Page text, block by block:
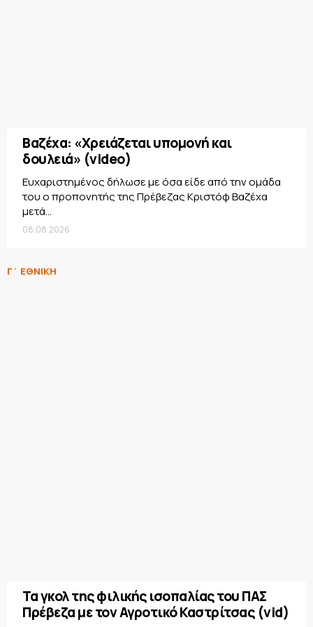
Βαζέχα: «Χρειάζεται υπομονή και
δουλειά» (video)
Ευχαριστημένος δήλωσε με όσα είδε από την ομάδα
του ο προπονητής της Πρέβεζας Κριστόφ Βαζέχα
μετά...
08.08.2026
Γ΄ ΕΘΝΙΚΗ
Τα γκολ της φιλικής ισοπαλίας του ΠΑΣ
Πρέβεζα με τον Αγροτικό Καστρίτσας (vid)